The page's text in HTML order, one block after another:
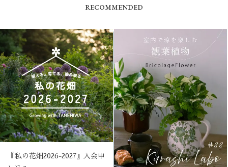
RECOMMENDED
『私の花畑2026-2027』入会申